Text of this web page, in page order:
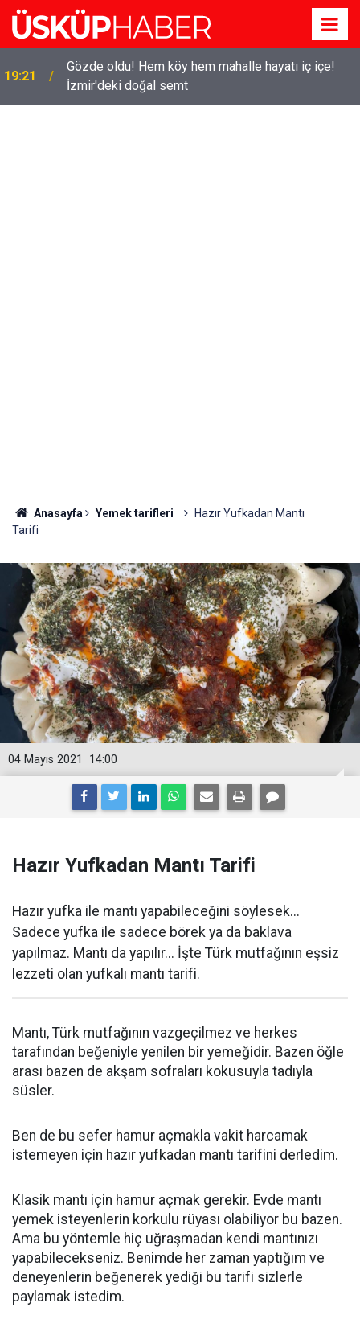
19:21
Gözde oldu! Hem köy hem mahalle hayatı iç içe!
İzmir'deki doğal semt
Anasayfa Yemek tarifleri
Hazır Yufkadan Mantı
Tarifi
14:00
04 Mayıs 2021
Hazır Yufkadan Mantı Tarifi
Hazır yufka ile mantı yapabileceğini söylesek...
Sadece yufka ile sadece börek ya da baklava
yapılmaz. Mantı da yapılır... İşte Türk mutfağının eşsiz
lezzeti olan yufkalı mantı tarifi.
Mantı, Türk mutfağının vazgeçilmez ve herkes
tarafından beğeniyle yenilen bir yemeğidir. Bazen öğle
arası bazen de akşam sofraları kokusuyla tadıyla
süsler.
Ben de bu sefer hamur açmakla vakit harcamak
istemeyen için hazır yufkadan mantı tarifini derledim.
Klasik mantı için hamur açmak gerekir. Evde mantı
yemek isteyenlerin korkulu rüyası olabiliyor bu bazen.
Ama bu yöntemle hiç uğraşmadan kendi mantınızı
yapabilecekseniz. Benimde her zaman yaptığım ve
deneyenlerin beğenerek yediği bu tarifi sizlerle
paylamak istedim.